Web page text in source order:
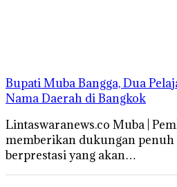
Bupati Muba Bangga, Dua
Nama Daerah di Bangkok
Lintaswaranews.co Muba |
memberikan dukungan penuh
berprestasi yang akan…